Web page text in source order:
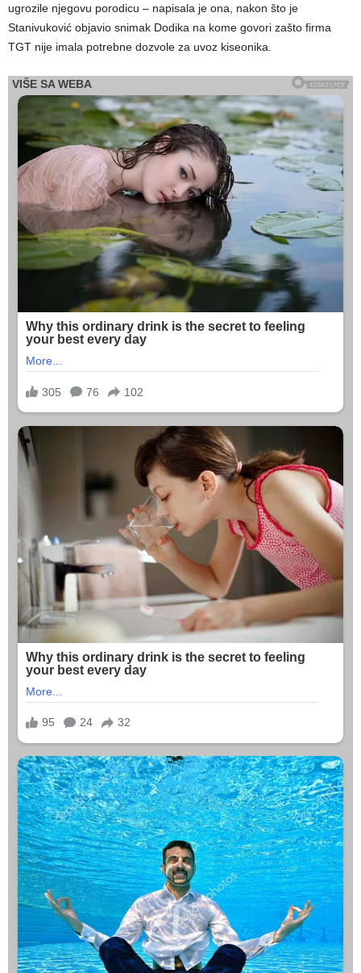
ugrozile njegovu porodicu – napisala je ona, nakon što je
Stanivuković objavio snimak Dodika na kome govori zašto firma
TGT nije imala potrebne dozvole za uvoz kiseonika.